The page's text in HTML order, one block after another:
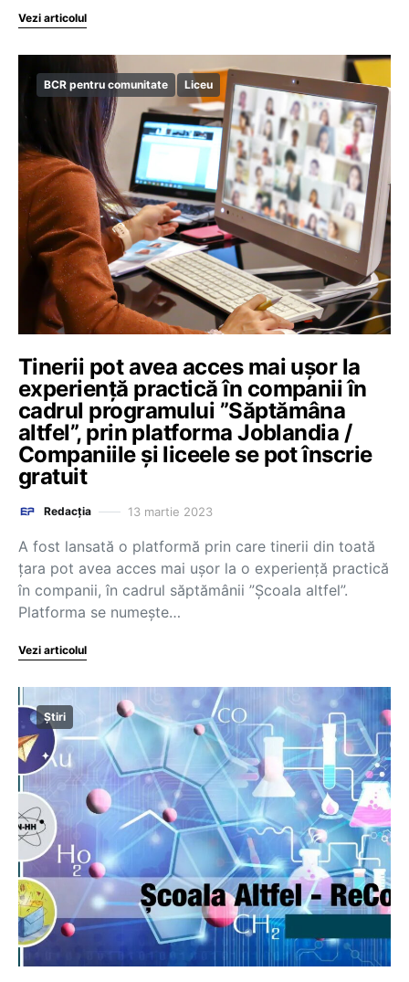
Vezi articolul
BCR pentru comunitate Liceu
Tinerii pot avea acces mai ușor la
experiență practică în companii în
cadrul programului ”Săptămâna
altfel”, prin platforma Joblandia /
Companiile și liceele se pot înscrie
gratuit
Redacția 13 martie 2023
A fost lansată o platformă prin care tinerii din toată
țara pot avea acces mai ușor la o experiență practică
în companii, în cadrul săptămânii ”Școala altfel”.
Platforma se numește…
Vezi articolul
Știri